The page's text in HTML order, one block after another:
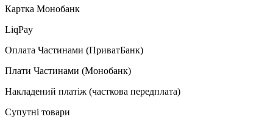
Картка Монобанк
LiqPay
Оплата Частинами (ПриватБанк)
Плати Частинами (Монобанк)
Накладений платіж (часткова передплата)
Супутні товари